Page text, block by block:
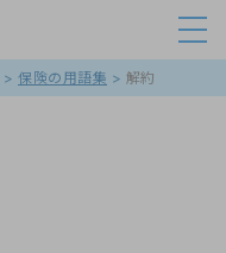
> 保険の用語集 > 解約